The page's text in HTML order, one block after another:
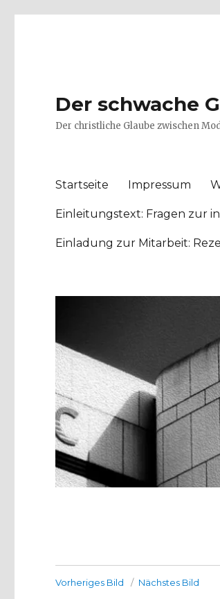
Der schwache
Der christliche Glaube zwischen
Startseite Impressum
Einleitungstext: Fragen zur
Einladung zur Mitarbeit:
Vorheriges Bild Nächstes Bild